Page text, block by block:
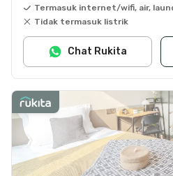
Termasuk internet/wifi, air,
Tidak termasuk listrik
Chat Rukita